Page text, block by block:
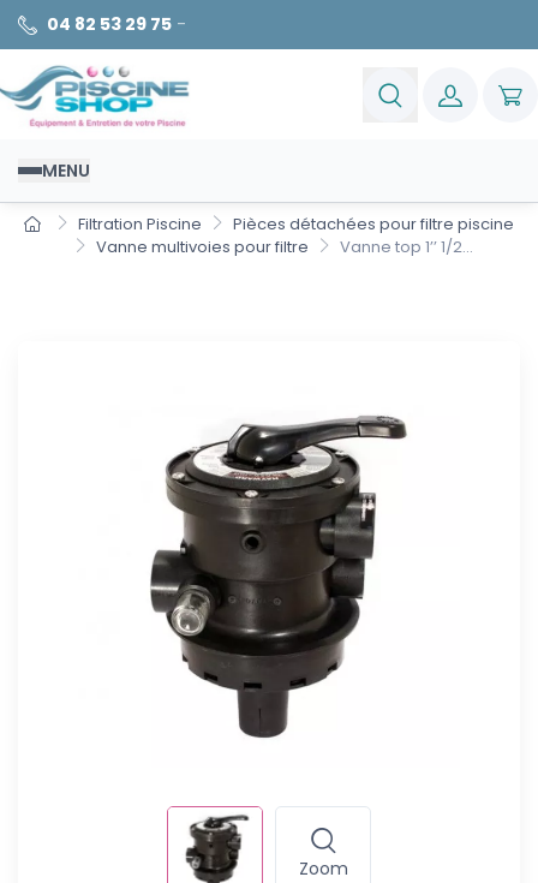
04 82 53 29 75 -
MENU
Filtration Piscine
Pièces détachées pour filtre piscine
Vanne multivoies pour filtre
Vanne top 1’’ 1/2...
Zoom